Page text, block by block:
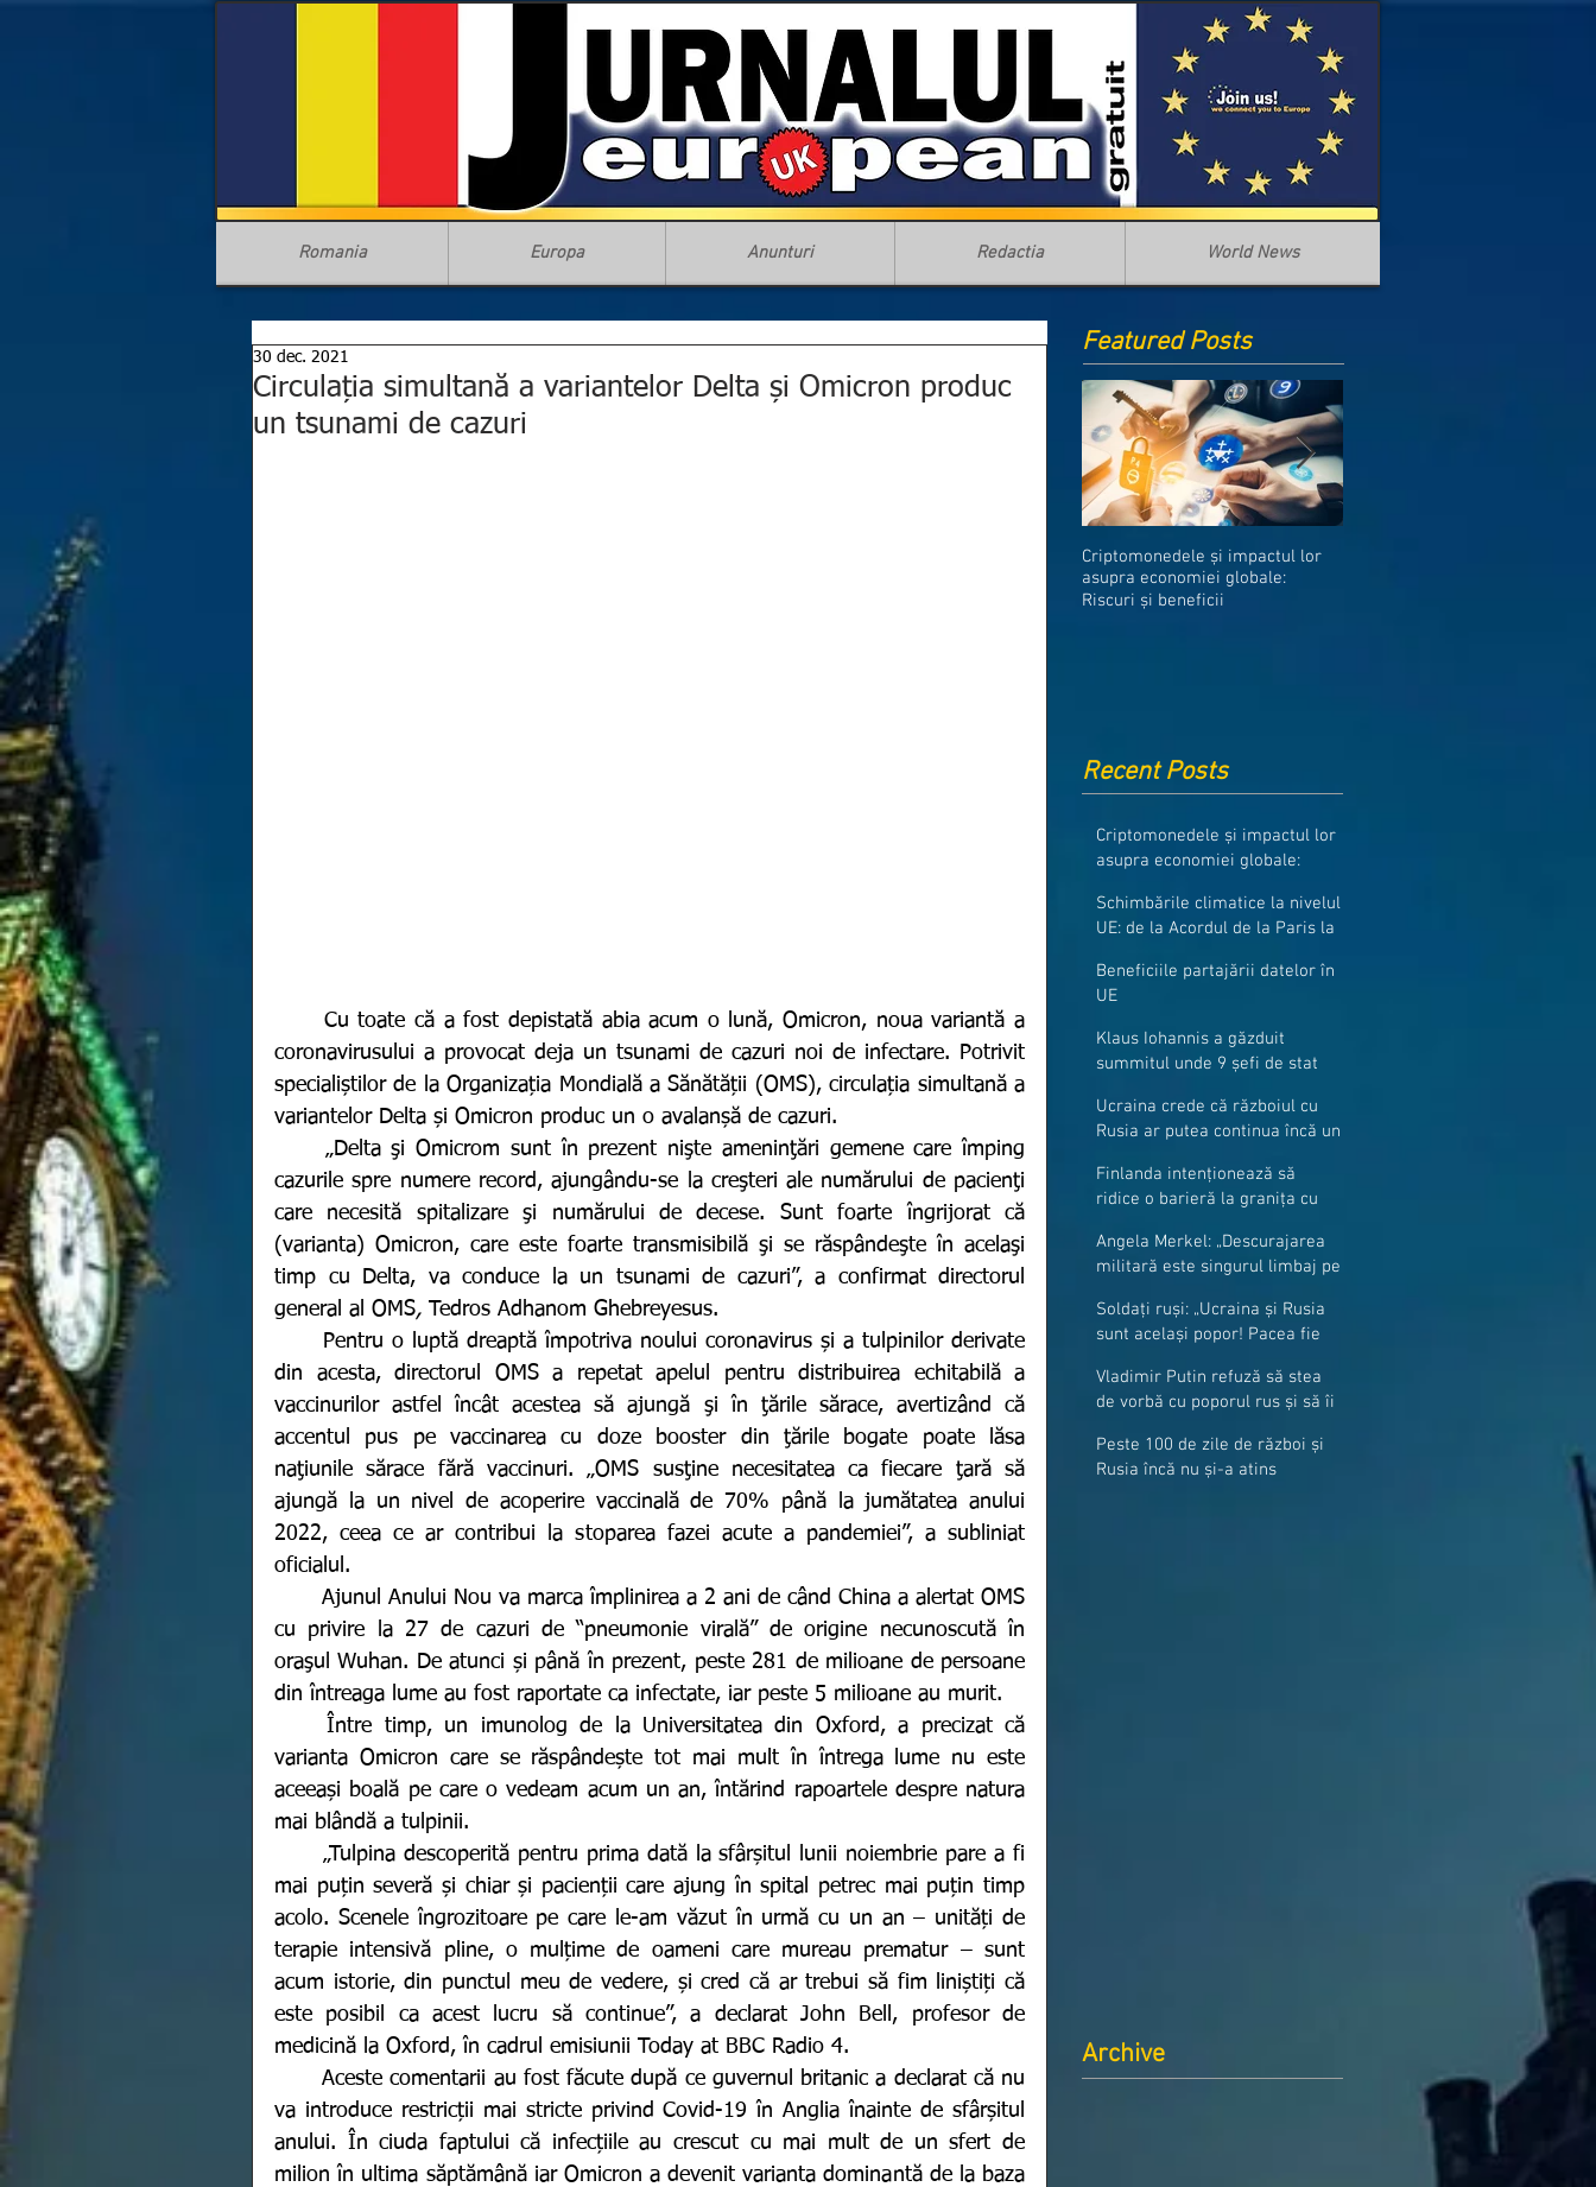
Romania Europa Anunturi Redactia World News
Circulația simultană a variantelor Delta și Omicron produc
un tsunami de cazuri
30 dec. 2021
coronavirusului a provocat deja un tsunami de cazuri noi de infectare. Potrivit
specialiștilor de la Organizația Mondială a Sănătății (OMS), circulația simultană a
variantelor Delta și Omicron produc un o avalanșă de cazuri.
cazurile spre numere record, ajungându-se la creşteri ale numărului de pacienţi
care necesită spitalizare şi numărului de decese. Sunt foarte îngrijorat că
(varianta) Omicron, care este foarte transmisibilă şi se răspândeşte în acelaşi
timp cu Delta, va conduce la un tsunami de cazuri”, a confirmat directorul
general al OMS, Tedros Adhanom Ghebreyesus.
din acesta, directorul OMS a repetat apelul pentru distribuirea echitabilă a
vaccinurilor astfel încât acestea să ajungă şi în ţările sărace, avertizând că
accentul pus pe vaccinarea cu doze booster din ţările bogate poate lăsa
naţiunile sărace fără vaccinuri. „OMS susţine necesitatea ca fiecare ţară să
ajungă la un nivel de acoperire vaccinală de 70% până la jumătatea anului
2022, ceea ce ar contribui la stoparea fazei acute a pandemiei”, a subliniat
oficialul.
cu privire la 27 de cazuri de “pneumonie virală” de origine necunoscută în
oraşul Wuhan. De atunci și până în prezent, peste 281 de milioane de persoane
din întreaga lume au fost raportate ca infectate, iar peste 5 milioane au murit.
varianta Omicron care se răspândește tot mai mult în întrega lume nu este
aceeași boală pe care o vedeam acum un an, întărind rapoartele despre natura
mai blândă a tulpinii.
mai puțin severă și chiar și pacienții care ajung în spital petrec mai puțin timp
acolo. Scenele îngrozitoare pe care le-am văzut în urmă cu un an – unități de
terapie intensivă pline, o mulțime de oameni care mureau prematur – sunt
acum istorie, din punctul meu de vedere, și cred că ar trebui să fim liniștiți că
este posibil ca acest lucru să continue”, a declarat John Bell, profesor de
medicină la Oxford, în cadrul emisiunii Today at BBC Radio 4.
	Aceste comentarii au fost făcute după ce guvernul britanic a declarat că nu
va introduce restricții mai stricte privind Covid-19 în Anglia înainte de sfârșitul
anului. În ciuda faptului că infecțiile au crescut cu mai mult de un sfert de
milion în ultima săptămână iar Omicron a devenit varianta dominantă de la baza
Featured Posts
Criptomonedele și impactul lor
asupra economiei globale:
Riscuri și beneficii
Recent Posts
Criptomonedele și impactul lor
asupra economiei globale:
Schimbările climatice la nivelul
UE: de la Acordul de la Paris la
Beneficiile partajării datelor în
UE
Klaus Iohannis a găzduit
summitul unde 9 șefi de stat
granițe
Ucraina crede că războiul cu
Rusia ar putea continua încă un
Finlanda intenționează să
ridice o barieră la granița cu
Angela Merkel: „Descurajarea
militară este singurul limbaj pe
Soldați ruși: „Ucraina și Rusia
sunt același popor! Pacea fie
Vladimir Putin refuză să stea
de vorbă cu poporul rus și să îi
Peste 100 de zile de război și
Rusia încă nu și-a atins
Archive